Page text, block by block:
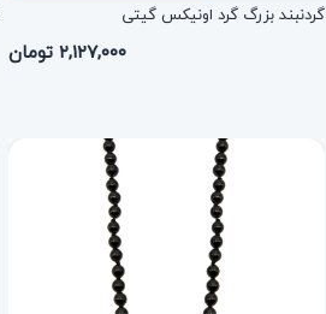
گردنبند بزرگ گرد اونیکس گیتی
۲,۱۲۷,۰۰۰ تومان